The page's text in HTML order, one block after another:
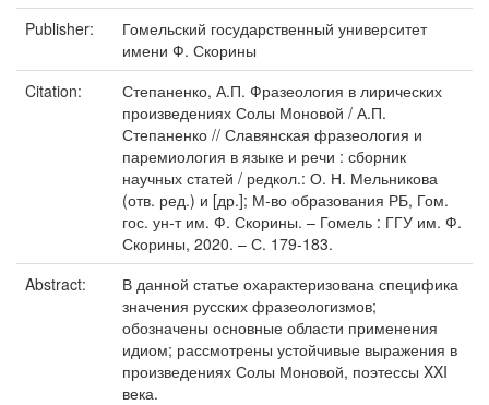
Publisher:
Гомельский государственный университет
имени Ф. Скорины
Citation:
Степаненко, А.П. Фразеология в лирических
произведениях Солы Моновой / А.П.
Степаненко // Славянская фразеология и
паремиология в языке и речи : сборник
научных статей / редкол.: О. Н. Мельникова
(отв. ред.) и [др.]; М-во образования РБ, Гом.
гос. ун-т им. Ф. Скорины. – Гомель : ГГУ им. Ф.
Скорины, 2020. – С. 179-183.
Abstract:
В данной статье охарактеризована специфика
значения русских фразеологизмов;
обозначены основные области применения
идиом; рассмотрены устойчивые выражения в
произведениях Солы Моновой, поэтессы XXI
века.